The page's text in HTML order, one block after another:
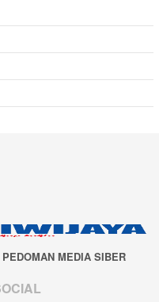
PEDOMAN MEDIA SIBER